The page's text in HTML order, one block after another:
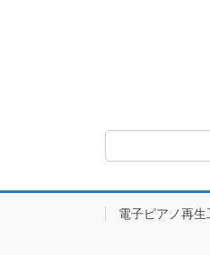
電子ピアノ再